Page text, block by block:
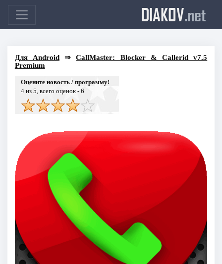
DIAKOV.net
Для Android ⇒CallMaster: Blocker & Callerid v7.5
Premium
Оцените новость / программу!
4из 5, всего оценок - 6